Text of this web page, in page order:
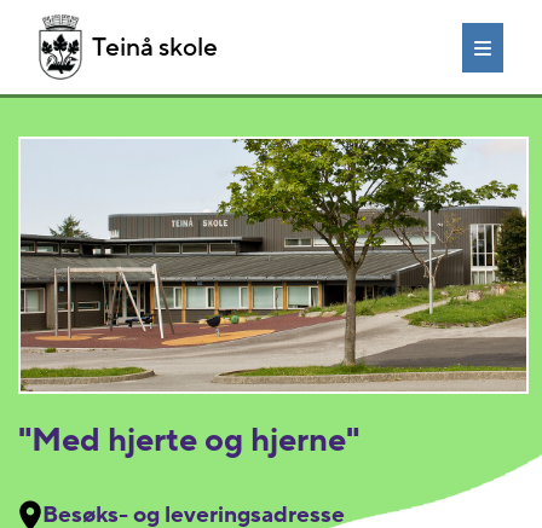
Teinå skole
"Med hjerte og hjerne"
Besøks- og leveringsadresse